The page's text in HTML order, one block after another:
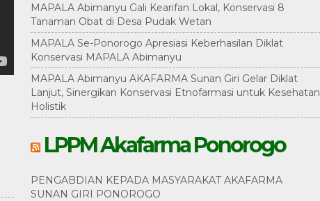
MAPALA Abimanyu Gali Kearifan Lokal, Konservasi 8
Tanaman Obat di Desa Pudak Wetan
MAPALA Se-Ponorogo Apresiasi Keberhasilan Diklat
Konservasi MAPALA Abimanyu
MAPALA Abimanyu AKAFARMA Sunan Giri Gelar Diklat
Lanjut, Sinergikan Konservasi Etnofarmasi untuk Kesehatan
Holistik
LPPM Akafarma Ponorogo
PENGABDIAN KEPADA MASYARAKAT AKAFARMA
SUNAN GIRI PONOROGO